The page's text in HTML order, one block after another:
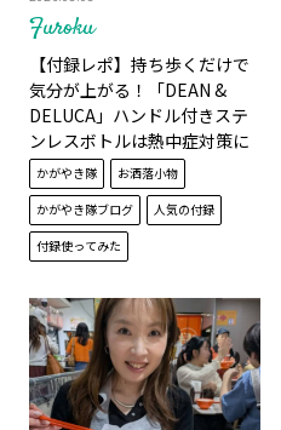
Furoku
【付録レポ】持ち歩くだけで
気分が上がる！「DEAN &
DELUCA」ハンドル付きステ
ンレスボトルは熱中症対策に
も大活躍│かがやき隊 杉田美
紀
かがやき隊
お洒落小物
かがやき隊ブログ
人気の付録
付録使ってみた